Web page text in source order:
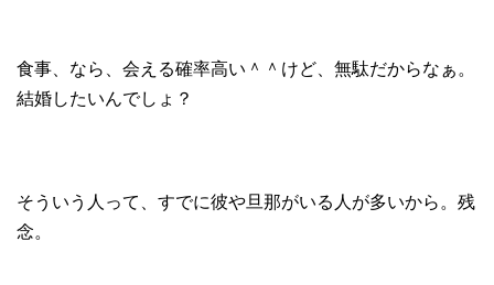
食事、なら、会える確率高い＾＾けど、無駄だからなぁ。
結婚したいんでしょ？
そういう人って、すでに彼や旦那がいる人が多いから。残
念。